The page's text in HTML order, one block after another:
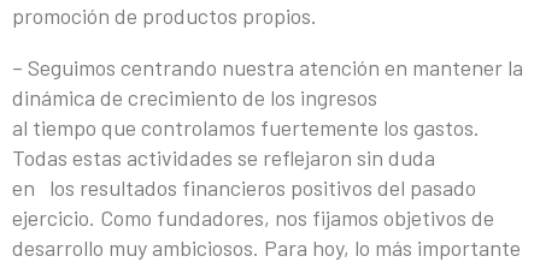
promoción de productos propios.
– Seguimos centrando nuestra atención en mantener la
dinámica de crecimiento de los ingresos
al tiempo que controlamos fuertemente los gastos.
Todas estas actividades se reflejaron sin duda
en los resultados financieros positivos del pasado
ejercicio. Como fundadores, nos fijamos objetivos de
desarrollo muy ambiciosos. Para hoy, lo más importante